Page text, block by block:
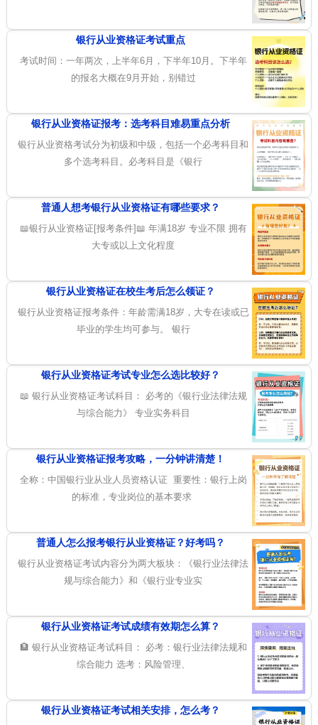
银行从业资格证考试重点
考试时间：一年两次，上半年6月，下半年10月。下半年
的报名大概在9月开始，别错过
银行从业资格证报考：选考科目难易重点分析
银行从业资格考试分为初级和中级，包括一个必考科目和
多个选考科目。必考科目是《银行
普通人想考银行从业资格证有哪些要求？
📖银行从业资格证[报考条件]📖 年满18岁 专业不限 拥有
大专或以上文化程度
银行从业资格证在校生考后怎么领证？
银行从业资格证报考条件：年龄需满18岁，大专在读或已
毕业的学生均可参与。 银行
银行从业资格证考试专业怎么选比较好？
📖 银行从业资格证考试科目： 必考的《银行业法律法规
与综合能力》 专业实务科目
银行从业资格证报考攻略，一分钟讲清楚！
全称：中国银行业从业人员资格认证 重要性：银行上岗
的标准，专业岗位的基本要求
普通人怎么报考银行从业资格证？好考吗？
银行从业资格证考试内容分为两大板块：《银行业法律法
规与综合能力》和《银行业专业实
银行从业资格证考试成绩有效期怎么算？
🏦 银行从业资格证考试科目： 必考：银行业法律法规和
综合能力 选考：风险管理、
银行从业资格证考试相关安排，怎么考？